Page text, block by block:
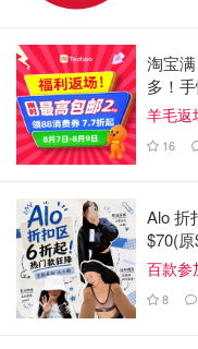
Bunch指着刀子，拔出
否则我就(expletive)开
他反复地大喊道 "把刀
淘宝
多！手
羊毛返
16
Alo 折
$70(
百款参
8